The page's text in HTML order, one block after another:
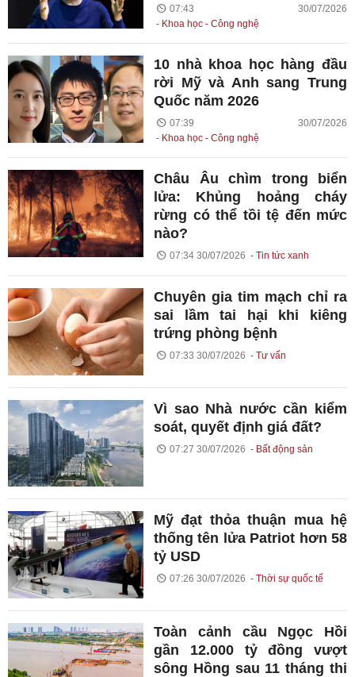
07:43 30/07/2026
Khoa học - Công nghệ
10 nhà khoa học hàng đầu
rời Mỹ và Anh sang Trung
Quốc năm 2026
07:39 30/07/2026
Khoa học - Công nghệ
Châu Âu chìm trong biển
lửa: Khủng hoảng cháy
rừng có thể tồi tệ đến mức
nào?
07:34 30/07/2026 Tin tức xanh
Chuyên gia tim mạch chỉ ra
sai lầm tai hại khi kiêng
trứng phòng bệnh
07:33 30/07/2026 Tư vấn
Vì sao Nhà nước cần kiểm
soát, quyết định giá đất?
07:27 30/07/2026 Bất động sản
Mỹ đạt thỏa thuận mua hệ
thống tên lửa Patriot hơn 58
tỷ USD
07:26 30/07/2026 Thời sự quốc tế
Toàn cảnh cầu Ngọc Hồi
gần 12.000 tỷ đồng vượt
sông Hồng sau 11 tháng thi